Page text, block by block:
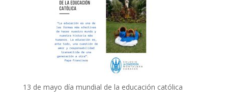
13 de mayo día mundial de la educación católica